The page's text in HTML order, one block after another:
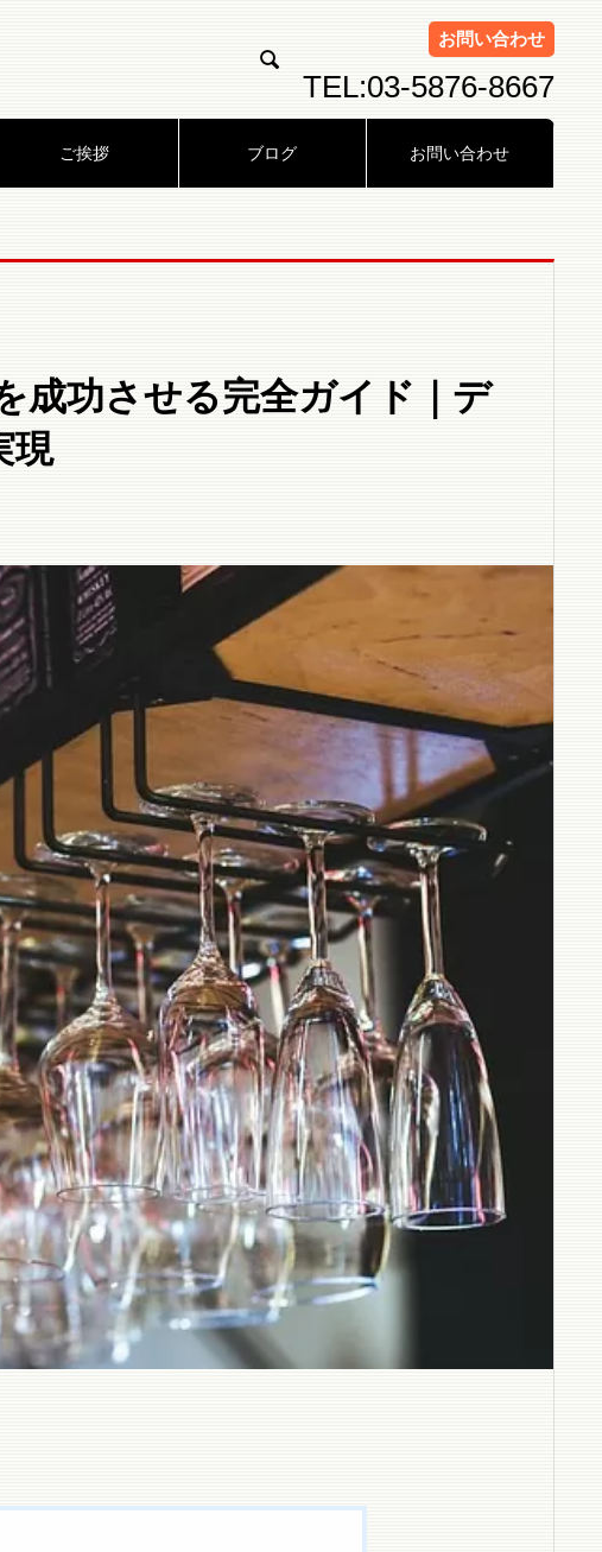

TEL:03-5876-8667
お問い合わせ
ご挨拶 ブログ お問い合わせ
成功させる完全ガイド｜デ
現